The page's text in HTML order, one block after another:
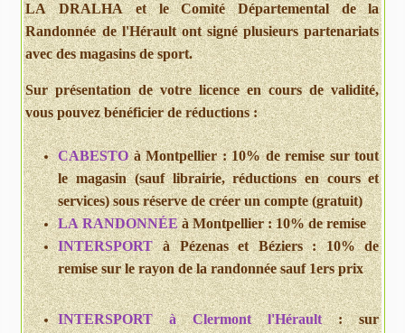
LA DRALHA et le Comité Départemental de la
Randonnée de l'Hérault ont signé plusieurs partenariats
avec des magasins de sport.
Sur présentation de votre licence en cours de validité,
vous pouvez bénéficier de réductions :
CABESTOà Montpellier : 10% de remise sur tout
le magasin (sauf librairie, réductions en cours et
services) sous réserve de créer un compte (gratuit)
LA RANDONNÉEà Montpellier : 10% de remise
INTERSPORTà Pézenas et Béziers : 10% de
remise sur le rayon de la randonnée sauf 1ers prix
INTERSPORTà Clermont l'Hérault: sur